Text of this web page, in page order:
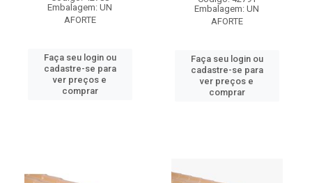
Embalagem: UN
AFORTE
Faça seu login ou
cadastre-se para
ver preços e
comprar
Embalagem: UN
AFORTE
Faça seu login ou
cadastre-se para
ver preços e
comprar